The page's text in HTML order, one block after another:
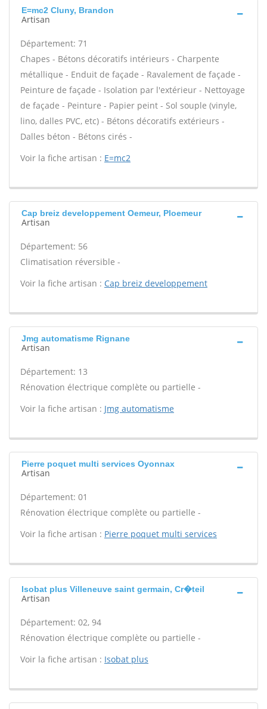
E=mc2 Cluny, Brandon
Artisan
Département: 71
Chapes - Bétons décoratifs intérieurs - Charpente
métallique - Enduit de façade - Ravalement de façade -
Peinture de façade - Isolation par l'extérieur - Nettoyage
de façade - Peinture - Papier peint - Sol souple (vinyle,
lino, dalles PVC, etc) - Bétons décoratifs extérieurs -
Dalles béton - Bétons cirés -
Voir la fiche artisan : E=mc2
Cap breiz developpement Oemeur, Ploemeur
Artisan
Département: 56
Climatisation réversible -
Voir la fiche artisan : Cap breiz developpement
Jmg automatisme Rignane
Artisan
Département: 13
Rénovation électrique complète ou partielle -
Voir la fiche artisan : Jmg automatisme
Pierre poquet multi services Oyonnax
Artisan
Département: 01
Rénovation électrique complète ou partielle -
Voir la fiche artisan : Pierre poquet multi services
Isobat plus Villeneuve saint germain, Cr�teil
Artisan
Département: 02, 94
Rénovation électrique complète ou partielle -
Voir la fiche artisan : Isobat plus